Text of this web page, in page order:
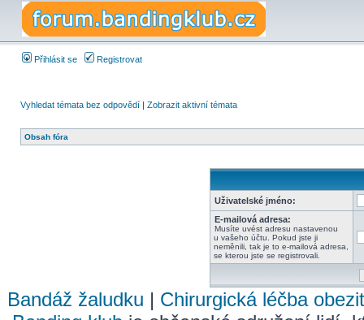
Přihlásit se Registrovat
Vyhledat témata bez odpovědí | Zobrazit aktivní témata
Obsah fóra
Uživatelské jméno:
E-mailová adresa:
Musíte uvést adresu nastavenou
u vašeho účtu. Pokud jste ji
neměnili, tak je to e-mailová adresa,
se kterou jste se registrovali.
Bandáž žaludku | Chirurgická léčba